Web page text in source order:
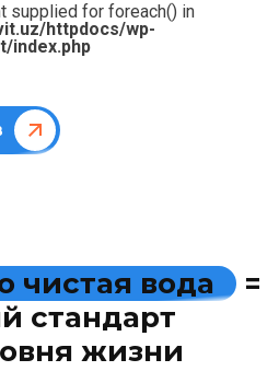
supplied for foreach() in
httpdocs/wp-
index.php
чистая вода
=
й стандарт
овня жизни